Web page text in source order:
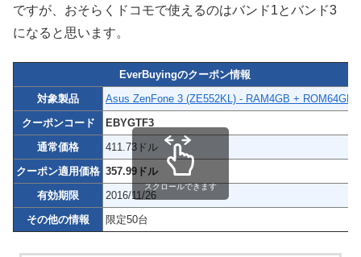
ですが、おそらくドコモで使えるのはバンド1とバンド3
になると思います。
EverBuyingのクーポン情報
対象製品
Asus ZenFone 3 (ZE552KL) - RAM4GB + ROM64GB
クーポンコード
EBYGTF3
通常価格
411.73ドル
クーポン適用価格 357.99ドル
有効期限
2016/11/26
その他の情報
限定50台
スクロールできます